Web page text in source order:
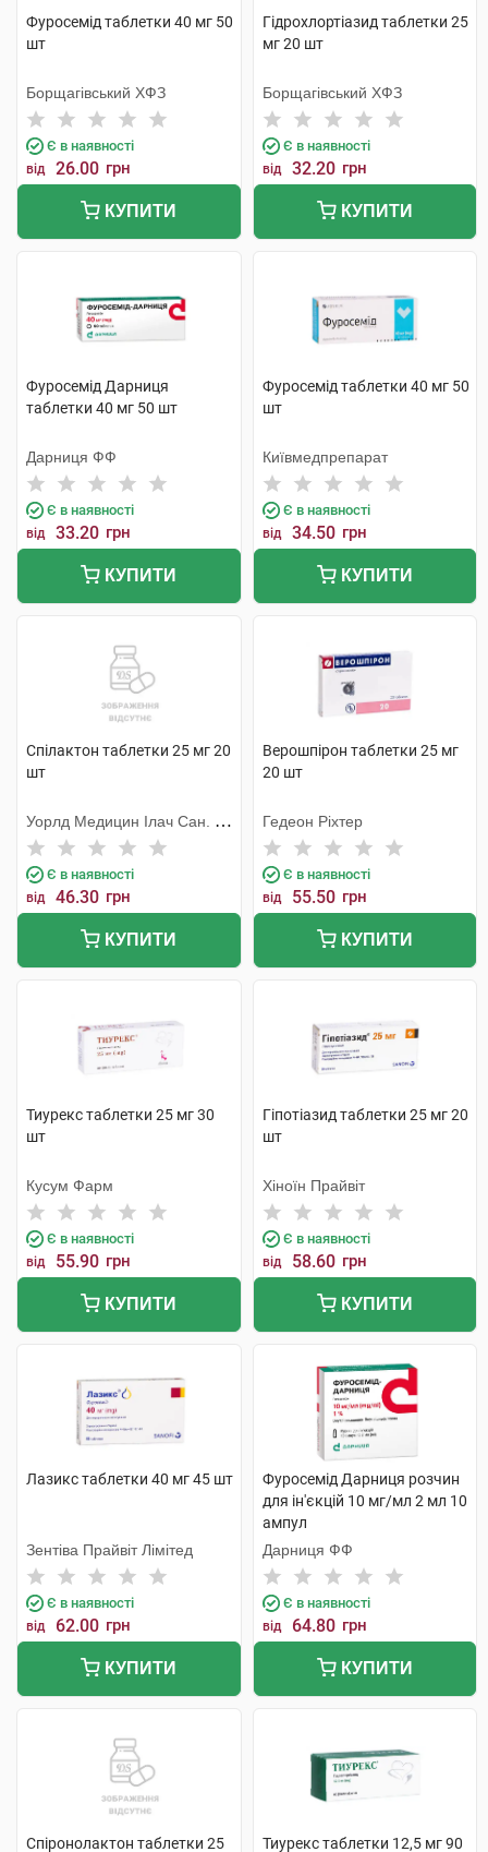
Фуросемід таблетки 40 мг 50
шт
Борщагівський ХФЗ
Є в наявності
від 26.00 грн
КУПИТИ
Гідрохлортіазид таблетки 25
мг 20 шт
Борщагівський ХФЗ
Є в наявності
від 32.20 грн
КУПИТИ
Фуросемід Дарниця
таблетки 40 мг 50 шт
Дарниця ФФ
Є в наявності
від 33.20 грн
КУПИТИ
Фуросемід таблетки 40 мг 50
шт
Київмедпрепарат
Є в наявності
від 34.50 грн
КУПИТИ
Спілактон таблетки 25 мг 20
шт
Уорлд Медицин Ілач Сан. Ве
Тідж
Є в наявності
від 46.30 грн
КУПИТИ
Верошпірон таблетки 25 мг
20 шт
Гедеон Ріхтер
Є в наявності
від 55.50 грн
КУПИТИ
Тиурекс таблетки 25 мг 30
шт
Кусум Фарм
Є в наявності
від 55.90 грн
КУПИТИ
Гіпотіазид таблетки 25 мг 20
шт
Хіноїн Прайвіт
Є в наявності
від 58.60 грн
КУПИТИ
Лазикс таблетки 40 мг 45 шт
Зентіва Прайвіт Лімітед
Є в наявності
від 62.00 грн
КУПИТИ
Фуросемід Дарниця розчин
для ін'єкцій 10 мг/мл 2 мл 10
ампул
Дарниця ФФ
Є в наявності
від 64.80 грн
КУПИТИ
Спіронолактон таблетки 25 Тиурекс таблетки 12,5 мг 90